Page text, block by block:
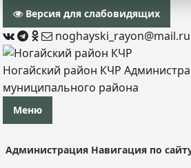
Версия для слабовидящих
noghayski_rayon@mail.ru
Ногайский район КЧР
муниципального района
Меню
Администрация Навигация по